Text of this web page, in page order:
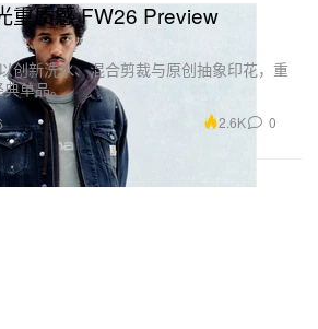
重质感 FW26 Preview
创新洗水、混合剪裁与原创抽象印花，重
单品。
2.6K 0